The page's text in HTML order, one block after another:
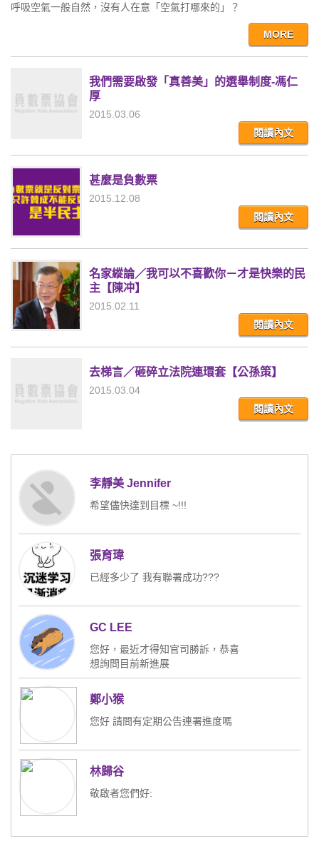
呼吸空氣一般自然，沒有人在意「空氣打哪來的」？
MORE
我們需要啟發「真善美」的選舉制度-馮仁
厚
2015.03.06
閱讀內文
甚麼是負數票
2015.12.08
閱讀內文
名家縱論／我可以不喜歡你－才是快樂的民
主【陳冲】
2015.02.11
閱讀內文
去梯言／砸碎立法院連環套【公孫策】
2015.03.04
閱讀內文
李靜美 Jennifer
希望儘快達到目標 ~!!!
張育瑋
已經多少了 我有聯署成功???
GC LEE
您好，最近才得知官司勝訴，恭喜
想詢問目前新進展
另外有關選制有些問題想特別請教:
1.可有進行相關公聽、辯論會，或先例可供研
究?
的機制?
舉例:若有3個候選人，投一張負數票等同幫另外
兩個候選人各加1票
限縮負數票的權力，這部分是怕負數票被操弄
鄭小猴
您好 請問有定期公告連署進度嗎
林歸谷
敬啟者您們好:
本上我是非常支持的，不過這制度有個陷阱必須